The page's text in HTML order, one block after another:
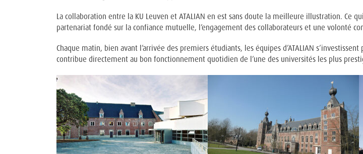
La collaboration entre la KU Leuven et ATALIAN en est sans doute la meilleure illustration. Ce
partenariat fondé sur la confiance mutuelle, l’engagement des collaborateurs et une volonté
Chaque matin, bien avant l’arrivée des premiers étudiants, les équipes d’ATALIAN
contribue directement au bon fonctionnement quotidien de l’une des universités les plus